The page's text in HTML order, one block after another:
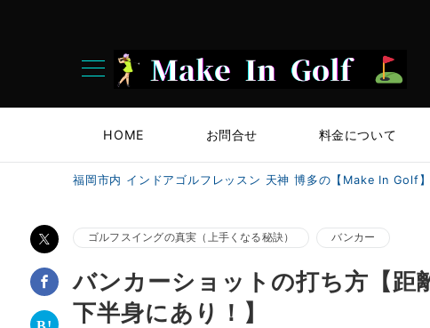
HOME お問合せ 料金について
福岡市内 インドアゴルフレッスン 天神 博多の【Make In Golf】
ゴルフスイングの真実（上手くなる秘訣） バンカー
バンカーショットの打ち方【距
下半身にあり！】